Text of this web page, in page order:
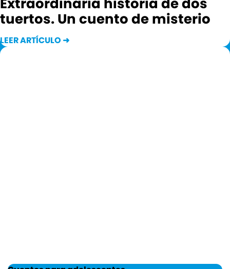
Extraordinaria historia de dos
tuertos. Un cuento de misterio
LEER ARTÍCULO ➜